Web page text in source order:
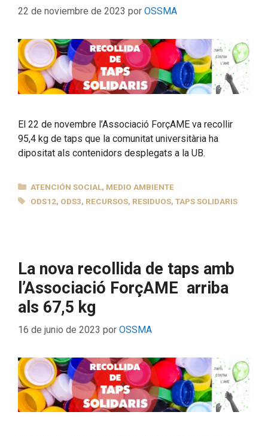
22 de noviembre de 2023 por OSSMA
El 22 de novembre l’Associació ForçAME va recollir
95,4 kg de taps que la comunitat universitària ha
dipositat als contenidors desplegats a la UB.
CATEGORÍAS
ATENCIÓN SOCIAL, MEDIO AMBIENTE
ETIQUETAS
ODS12, ODS3, RECURSOS, RESIDUOS,TAPS SOLIDARIS
La nova recollida de taps amb
l’Associació ForçAME arriba
als 67,5 kg
16 de junio de 2023 por OSSMA